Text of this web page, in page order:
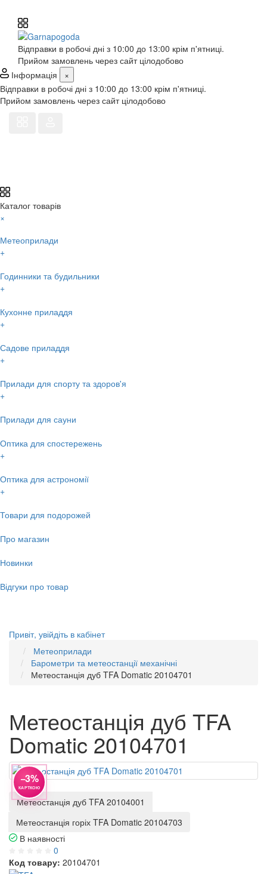
Відправки в робочі дні з 10:00 до 13:00 крім п'ятниці.
Прийом замовлень через сайт цілодобово
Інформація
×
Відправки в робочі дні з 10:00 до 13:00 крім п'ятниці.
Прийом замовлень через сайт цілодобово
Каталог товарів
×
Метеоприлади
+
Годинники та будильники
+
Кухонне приладдя
+
Садове приладдя
+
Прилади для спорту та здоров'я
+
Прилади для сауни
Оптика для спостережень
+
Оптика для астрономії
+
Товари для подорожей
Про магазин
Новинки
Відгуки про товар
Привіт, увійдіть в кабінет
Метеоприлади
Барометри та метеостанції механічні
Метеостанція дуб TFA Domatic 20104701
Метеостанція дуб TFA
Domatic 20104701
−3%
КАРТКОЮ
Метеостанція дуб TFA 20104001
Метеостанція горіх TFA Domatic 20104703
В наявності
0
Код товару: 20104701